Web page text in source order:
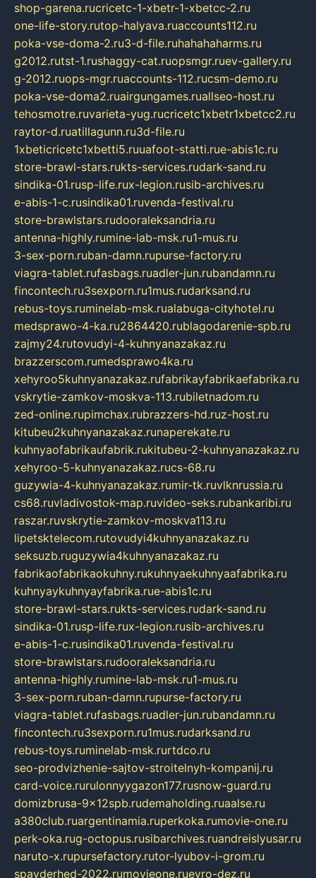
shop-garena.rucricetc-1-xbetr-1-xbetcc-2.ru
one-life-story.rutop-halyava.ruaccounts112.ru
poka-vse-doma-2.ru3-d-file.ruhahahaharms.ru
g2012.rutst-1.rushaggy-cat.ruopsmgr.ruev-gallery.ru
g-2012.ruops-mgr.ruaccounts-112.rucsm-demo.ru
poka-vse-doma2.ruairgungames.ruallseo-host.ru
tehosmotre.ruvarieta-yug.rucricetc1xbetr1xbetcc2.ru
raytor-d.ruatillagunn.ru3d-file.ru
1xbeticricetc1xbetti5.ruuafoot-statti.rue-abis1c.ru
store-brawl-stars.rukts-services.rudark-sand.ru
sindika-01.rusp-life.rux-legion.rusib-archives.ru
e-abis-1-c.rusindika01.ruvenda-festival.ru
store-brawlstars.rudooraleksandria.ru
antenna-highly.rumine-lab-msk.ru1-mus.ru
3-sex-porn.ruban-damn.rupurse-factory.ru
viagra-tablet.rufasbags.ruadler-jun.rubandamn.ru
fincontech.ru3sexporn.ru1mus.rudarksand.ru
rebus-toys.ruminelab-msk.rualabuga-cityhotel.ru
medsprawo-4-ka.ru2864420.rublagodarenie-spb.ru
zajmy24.rutovudyi-4-kuhnyanazakaz.ru
brazzerscom.rumedsprawo4ka.ru
xehyroo5kuhnyanazakaz.rufabrikayfabrikaefabrika.ru
vskrytie-zamkov-moskva-113.rubiletnadom.ru
zed-online.rupimchax.rubrazzers-hd.ruz-host.ru
kitubeu2kuhnyanazakaz.runaperekate.ru
kuhnyaofabrikaufabrik.rukitubeu-2-kuhnyanazakaz.ru
xehyroo-5-kuhnyanazakaz.rucs-68.ru
guzywia-4-kuhnyanazakaz.rumir-tk.ruvlknrussia.ru
cs68.ruvladivostok-map.ruvideo-seks.rubankaribi.ru
raszar.ruvskrytie-zamkov-moskva113.ru
lipetsktelecom.rutovudyi4kuhnyanazakaz.ru
seksuzb.ruguzywia4kuhnyanazakaz.ru
fabrikaofabrikaokuhny.rukuhnyaekuhnyaafabrika.ru
kuhnyaykuhnyayfabrika.rue-abis1c.ru
store-brawl-stars.rukts-services.rudark-sand.ru
sindika-01.rusp-life.rux-legion.rusib-archives.ru
e-abis-1-c.rusindika01.ruvenda-festival.ru
store-brawlstars.rudooraleksandria.ru
antenna-highly.rumine-lab-msk.ru1-mus.ru
3-sex-porn.ruban-damn.rupurse-factory.ru
viagra-tablet.rufasbags.ruadler-jun.rubandamn.ru
fincontech.ru3sexporn.ru1mus.rudarksand.ru
rebus-toys.ruminelab-msk.rurtdco.ru
seo-prodvizhenie-sajtov-stroitelnyh-kompanij.ru
card-voice.rurulonnyygazon177.rusnow-guard.ru
domizbrusa-9x12spb.rudemaholding.ruaalse.ru
a380club.ruargentinamia.ruperkoka.rumovie-one.ru
perk-oka.rug-octopus.rusibarchives.ruandreislyusar.ru
naruto-x.rupursefactory.rutor-lyubov-i-grom.ru
spayderhed-2022.rumovieone.ruevro-dez.ru